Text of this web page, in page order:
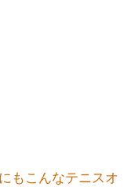
もこんなテニスオ